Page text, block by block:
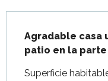
Agradable casa
patio en la
Superficie